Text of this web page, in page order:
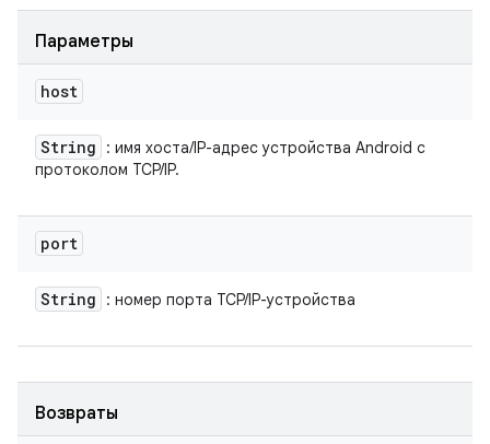
Параметры
host
String
: имя хоста/IP-адрес устройства Android с
протоколом TCP/IP.
port
String : номер порта TCP/IP-устройства
Возвраты